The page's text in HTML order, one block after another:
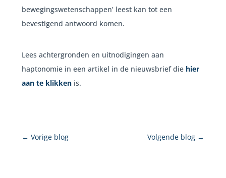
bewegingswetenschappen’ leest kan tot een
bevestigend antwoord komen.
Lees achtergronden en uitnodigingen aan
haptonomie in een artikel in de nieuwsbrief die hier
aan te klikkenis.
← Vorige blog Volgende blog →